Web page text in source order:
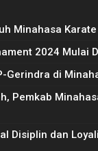
Minahasa
2024 Mulai
Gerindra di
Pemkab
Disiplin dan